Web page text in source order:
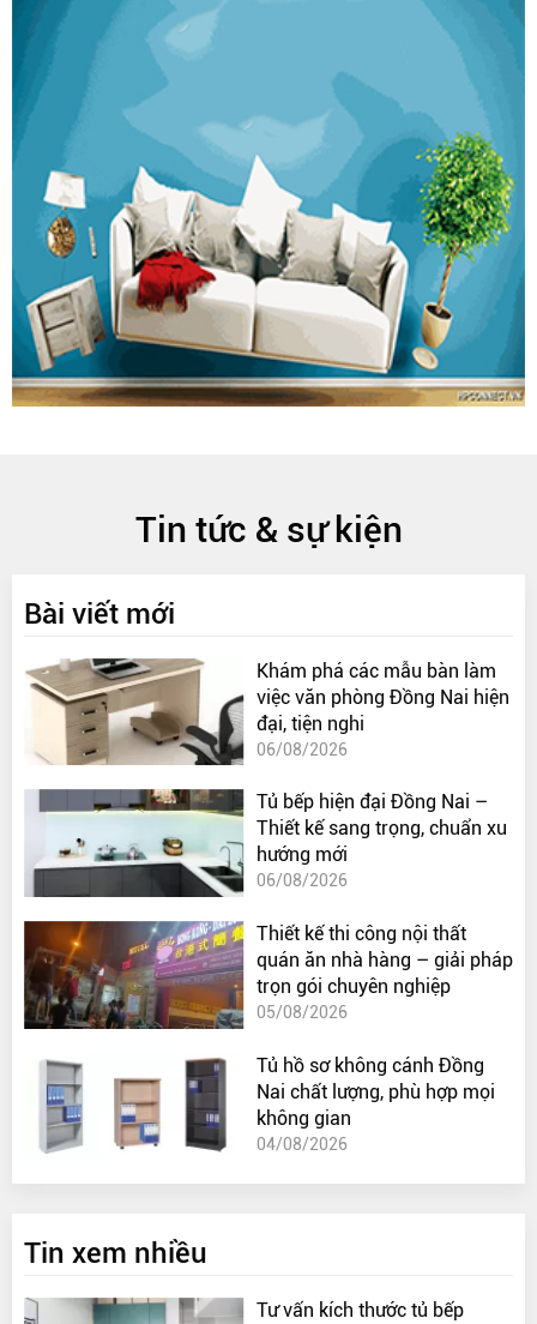
Tin tức & sự kiện
Bài viết mới
Khám phá các mẫu bàn làm
việc văn phòng Đồng Nai hiện
đại, tiện nghi
06/08/2026
Tủ bếp hiện đại Đồng Nai –
Thiết kế sang trọng, chuẩn xu
hướng mới
06/08/2026
Thiết kế thi công nội thất
quán ăn nhà hàng – giải pháp
trọn gói chuyên nghiệp
05/08/2026
Tủ hồ sơ không cánh Đồng
Nai chất lượng, phù hợp mọi
không gian
04/08/2026
Tin xem nhiều
Tư vấn kích thước tủ bếp